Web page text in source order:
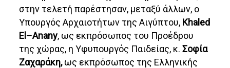
στην τελετή παρέστησαν, μεταξύ άλλων, ο
Υπουργός Αρχαιοτήτων της Αιγύπτου, Khaled
El –Anany, ως εκπρόσωπος του Προέδρου
της χώρας, η Υφυπουργός Παιδείας, κ.Σοφία
Ζαχαράκη,ως εκπρόσωπος της Ελληνικής